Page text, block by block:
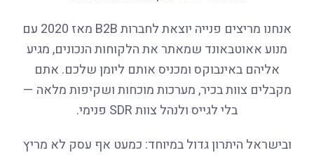
אנחנו מריצים פנייה יוצאת לחברות B2B מאז 2020 עם
מנוע אאוטבאונד שמאתר את הלקוחות הנכונים, מגיע
אליהם באינבוקס ומכניס אותם ליומן שלכם. אתם
מקבלים צוות בכיר, מערכות מוכחות ושקיפות מלאה —
בלי לגייס ולנהל צוות SDR פנימי.
ובישראל היתרון גדול במיוחד: כמעט אף עסק לא מריץ